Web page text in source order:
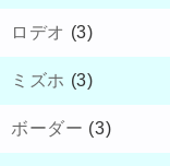
ロデオ (3)
ミズホ (3)
ボーダー (3)